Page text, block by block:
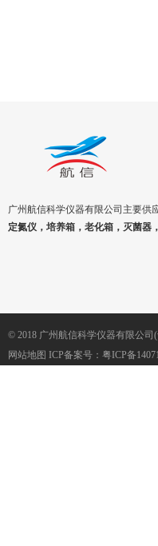
广州航信科学仪器有限公司主要供
定氮仪，培养箱，老化箱，灭菌器
© 2018 广州航信科学仪器有限公司
网站地图 ICP备案号： 粤ICP备